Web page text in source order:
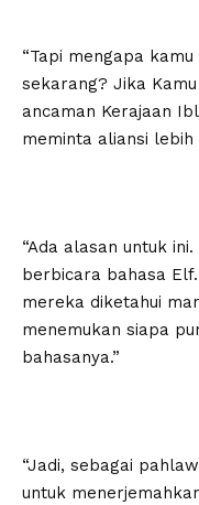
“Tapi mengapa
sekarang? Jika
ancaman Kerajaan
meminta aliansi lebih
“Ada alasan untuk
berbicara bahasa
mereka diketahui
menemukan siapa
bahasanya.”
“Jadi, sebagai
untuk